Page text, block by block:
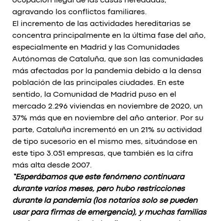
agravando los conflictos familiares.
El incremento de las actividades hereditarias se
concentra principalmente en la última fase del año,
especialmente en Madrid y las Comunidades
Autónomas de Cataluña, que son las comunidades
más afectadas por la pandemia debido a la densa
población de las principales ciudades. En este
sentido, la Comunidad de Madrid puso en el
mercado 2.296 viviendas en noviembre de 2020, un
37% más que en noviembre del año anterior. Por su
parte, Cataluña incrementó en un 21% su actividad
de tipo sucesorio en el mismo mes, situándose en
este tipo 3.051 empresas, que también es la cifra
más alta desde 2007.
“Esperábamos que este fenómeno continuara
durante varios meses, pero hubo restricciones
durante la pandemia (los notarios solo se pueden
usar para firmas de emergencia), y muchas familias